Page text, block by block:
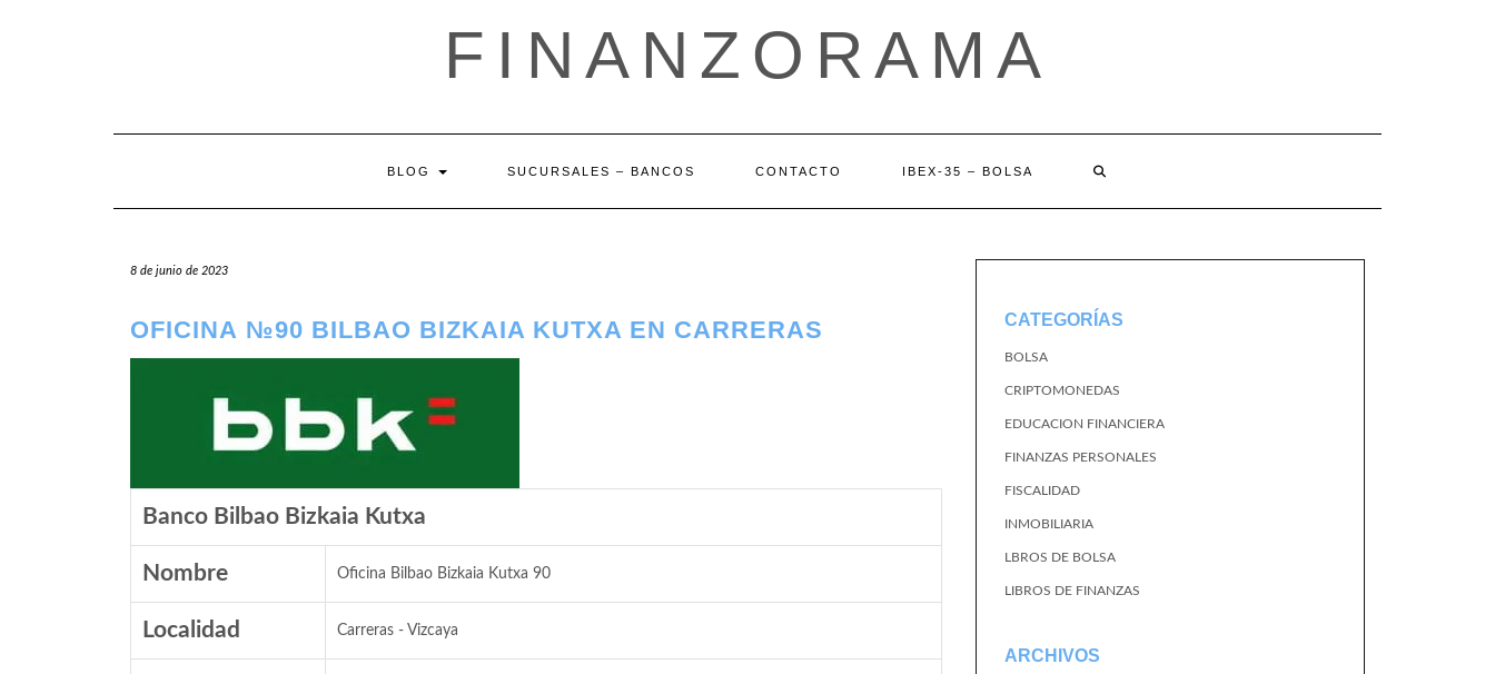
FINANZORAMA
BLOG SUCURSALES – BANCOS CONTACTO IBEX-35 – BOLSA
8 de junio de 2023
OFICINA №90 BILBAO BIZKAIA KUTXA EN CARRERAS
Banco Bilbao Bizkaia Kutxa
Nombre Oficina Bilbao Bizkaia Kutxa 90
Localidad Carreras - Vizcaya
CATEGORÍAS
BOLSA
CRIPTOMONEDAS
EDUCACION FINANCIERA
FINANZAS PERSONALES
FISCALIDAD
INMOBILIARIA
LBROS DE BOLSA
LIBROS DE FINANZAS
ARCHIVOS